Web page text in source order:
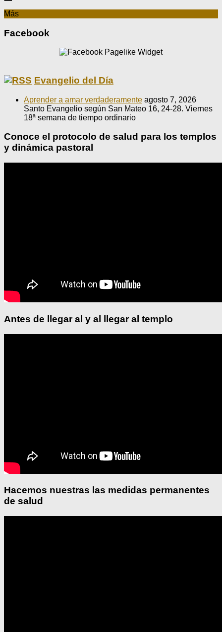
Más
Facebook
Evangelio del Día
Aprender a amar verdaderamente agosto 7, 2026
Santo Evangelio según San Mateo 16, 24-28. Viernes
18ª semana de tiempo ordinario
Conoce el protocolo de salud para los templos
y dinámica pastoral
Antes de llegar al y al llegar al templo
Hacemos nuestras las medidas permanentes
de salud